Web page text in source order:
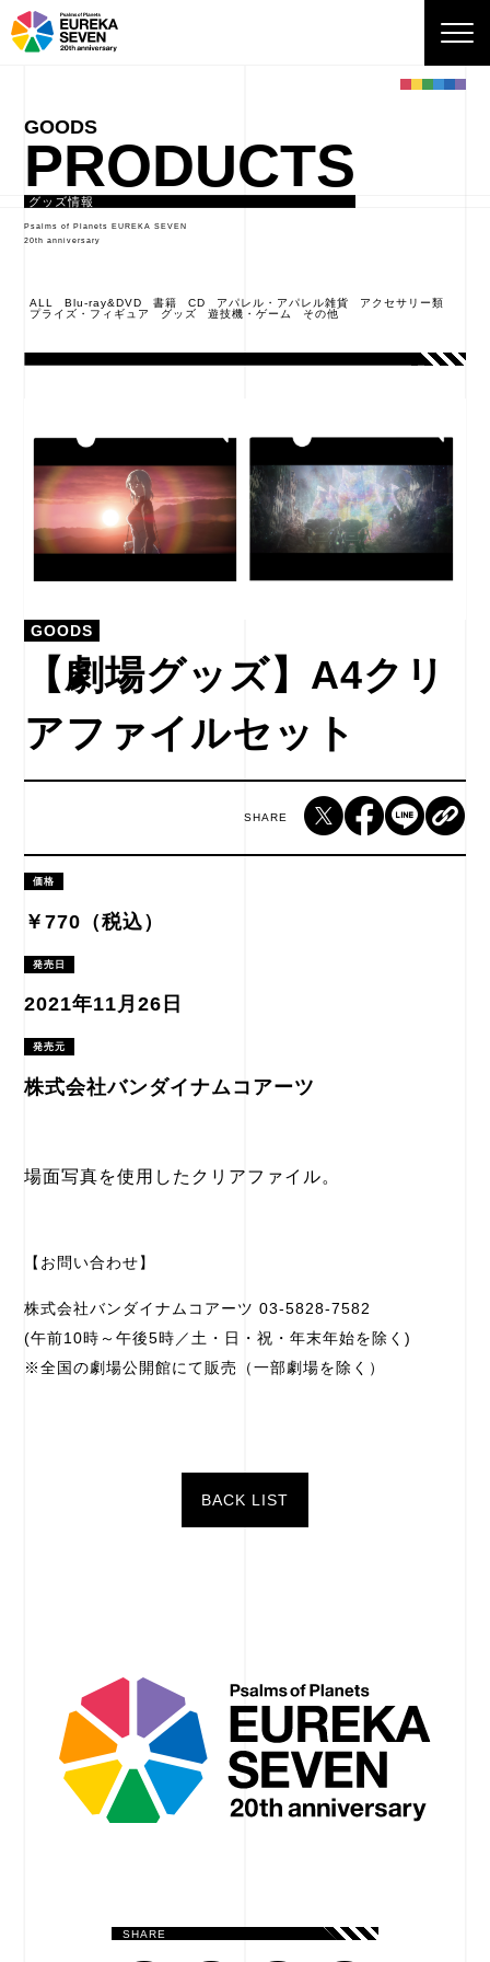
PRODUCTS
グッズ情報
Psalms of Planets EUREKA SEVEN
20th anniversary
ALL Blu-ray&DVD 書籍 CD アパレル・アパレル雑貨
アクセサリー類
プライズ・フィギュア
グッズ 遊技機・ゲーム その他
GOODS
【劇場グッズ】A4クリ
アファイルセット
SHARE
価格
￥770（税込）
発売日
2021年11月26日
発売元
株式会社バンダイナムコアーツ
場面写真を使用したクリアファイル。
【お問い合わせ】
株式会社バンダイナムコアーツ 03-5828-7582
(午前10時～午後5時／土・日・祝・年末年始を除く)
※全国の劇場公開館にて販売（一部劇場を除く）
BACK LIST
SHARE